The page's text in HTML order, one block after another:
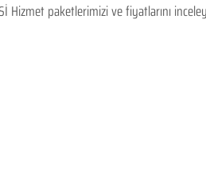
Hizmet paketlerimizi ve fiyatlarını